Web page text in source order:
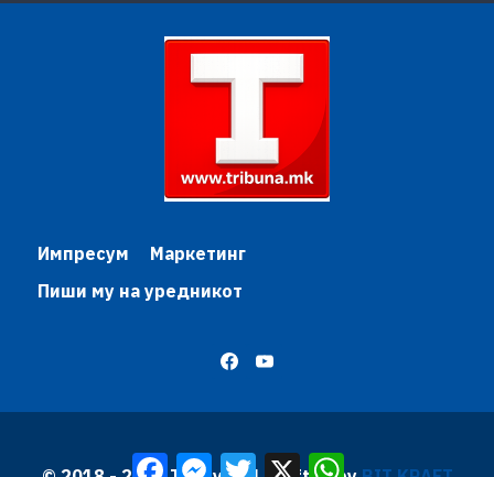
Импресум
Маркетинг
Пиши му на уредникот
FacebookMessenger
TwitterX